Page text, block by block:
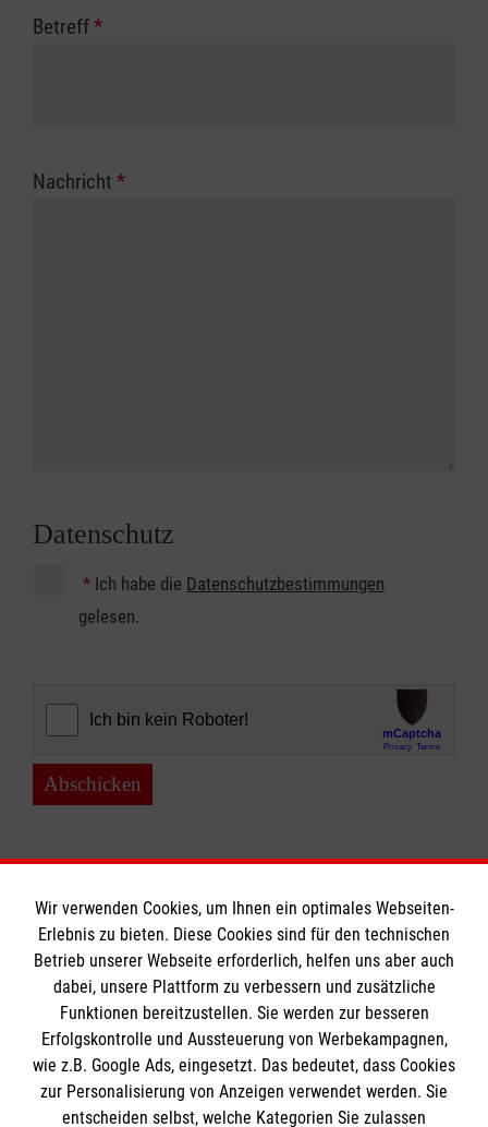
Betreff*
Nachricht *
Datenschutz
* Ich habe die Datenschutzbestimmungen
gelesen.
Abschicken
Informationen
Impressum
Datenschutz
Kontakt
Die Malteser
Wir verwenden Cookies, um Ihnen ein optimales Webseiten-
Erlebnis zu bieten. Diese Cookies sind für den technischen
Betrieb unserer Webseite erforderlich, helfen uns aber auch
dabei, unsere Plattform zu verbessern und zusätzliche
Funktionen bereitzustellen. Sie werden zur besseren
Erfolgskontrolle und Aussteuerung von Werbekampagnen,
wie z.B. Google Ads, eingesetzt. Das bedeutet, dass Cookies
zur Personalisierung von Anzeigen verwendet werden. Sie
entscheiden selbst, welche Kategorien Sie zulassen